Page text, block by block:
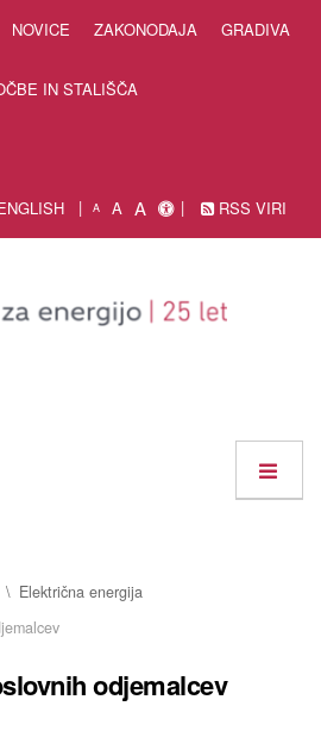
NOVICE ZAKONODAJA GRADIVA
IN STALIŠČA
A A A RSS VIRI
Električna energija
odjemalcev